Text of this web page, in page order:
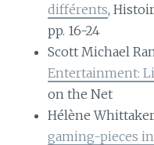
différents,
pp. 16-24
Scott Michael
Entertainment:
on the Net
Hélène
gaming-pieces